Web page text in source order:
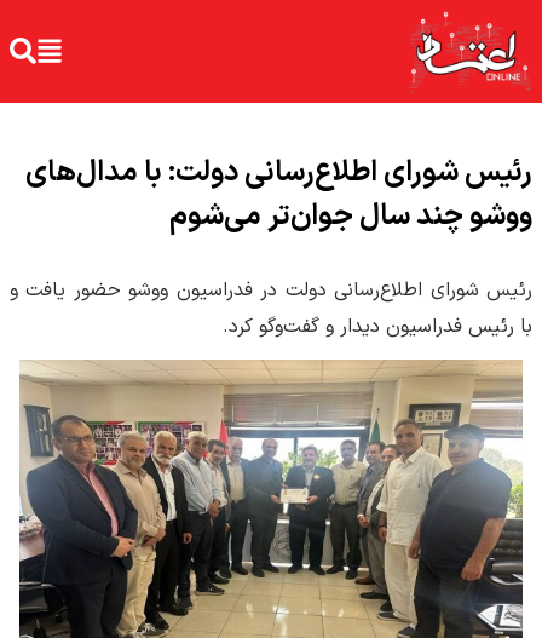
رئیس شورای اطلاع‌رسانی دولت: با مدال‌های
ووشو چند سال جوان‌تر می‌شوم
رئیس شورای اطلاع‌رسانی دولت در فدراسیون ووشو حضور یافت و
با رئیس فدراسیون دیدار و گفت‌وگو کرد.